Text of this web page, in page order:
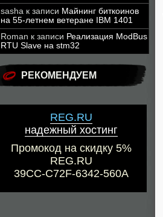
sasha к записи Майнинг биткоинов
на 55-летнем ветеране IBM 1401
Roman к записи Реализация ModBus
RTU Slave на stm32
РЕКОМЕНДУЕМ
REG.RU
надежный хостинг
Промокод на скидку 5%
REG.RU
39CC-C72F-6342-560A